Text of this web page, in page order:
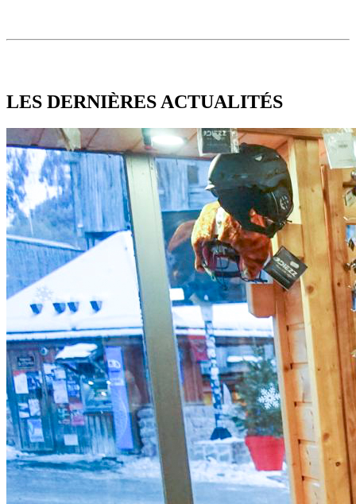
LES DERNIÈRES ACTUALITÉS